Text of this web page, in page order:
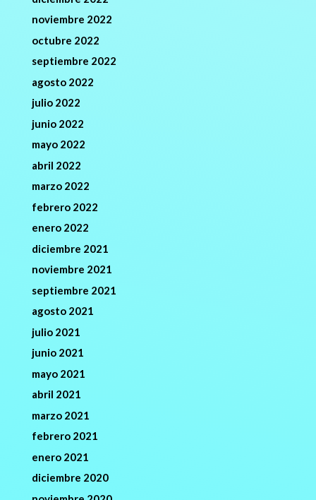
noviembre 2022
octubre 2022
septiembre 2022
agosto 2022
julio 2022
junio 2022
mayo 2022
abril 2022
marzo 2022
febrero 2022
enero 2022
diciembre 2021
noviembre 2021
septiembre 2021
agosto 2021
julio 2021
junio 2021
mayo 2021
abril 2021
marzo 2021
febrero 2021
enero 2021
diciembre 2020